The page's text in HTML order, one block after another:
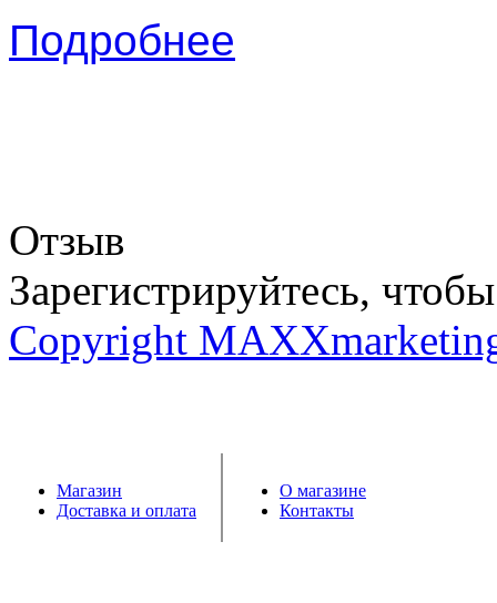
Подробнее
Отзыв
Зарегистрируйтесь,
Copyright
Магазин
Доставка и оплата
О магазине
Контакты